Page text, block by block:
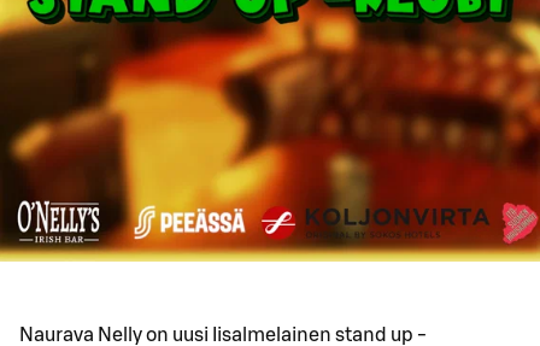
Naurava Nelly on uusi Iisalmelainen stand up -